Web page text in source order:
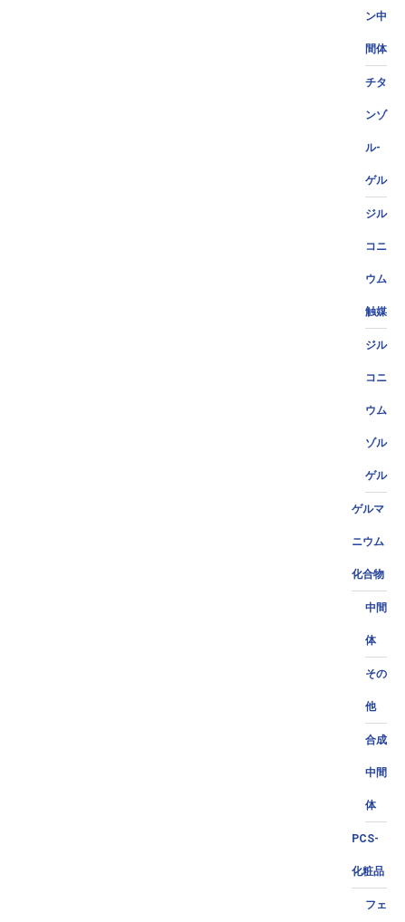
ン中
間体
チタ
ンゾ
ル-
ゲル
ジル
コニ
ウム
触媒
ジル
コニ
ウム
ゾル
ゲル
ゲルマ
ニウム
化合物
中間
体
その
他
合成
中間
体
PCS-
化粧品
フェ